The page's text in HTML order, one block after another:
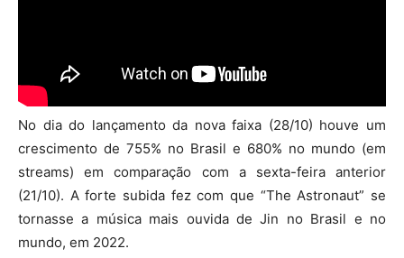
No dia do lançamento da nova faixa (28/10) houve um
crescimento de 755% no Brasil e 680% no mundo (em
streams) em comparação com a sexta-feira anterior
(21/10). A forte subida fez com que “The Astronaut” se
tornasse a música mais ouvida de Jin no Brasil e no
mundo, em 2022.